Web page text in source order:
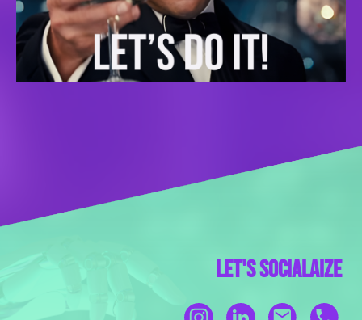
Let's socialAize